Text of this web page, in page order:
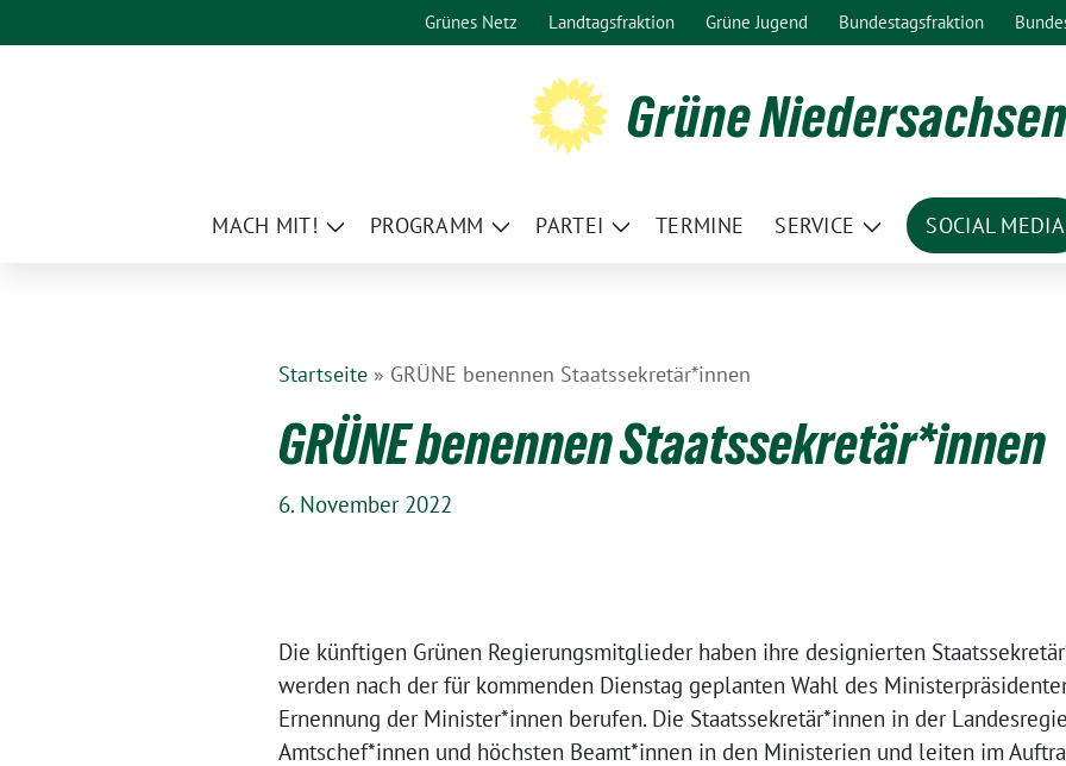
zum
Grünes Netz Landtagsfraktion Grüne Jugend Bundestagsfraktion
Grüne
MACH MIT!
Zeige
PROGRAMM
Zeige
PARTEI
Zeige
TERMINE SERVICE
Zeige
SOCIAL MEDIA
Startseite » GRÜNE benennen Staatssekretär*innen
GRÜNE benennen Staatssekretär*innen
6. November 2022
Die künftigen Grünen Regierungsmitglieder haben ihre designierten
werden nach der für kommenden Dienstag geplanten Wahl des
Ernennung der Minister*innen berufen. Die Staatssekretär*innen in der
Amtschef*innen und höchsten Beamt*innen in den Ministerien und leiten im